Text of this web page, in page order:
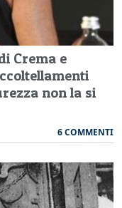
Crema e
non la si
6 COMMENTI